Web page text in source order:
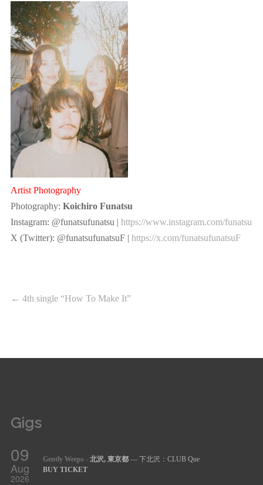
Artist Photography
Photography: Koichiro Funatsu
Instagram: @funatsufunatsu | https://www.instagram.com/funatsu
X (Twitter): @funatsufunatsuF | https://x.com/funatsufunatsuF
← 4th single “How To Make It”
Gigs
09
Aug
2026
Gently Weeps - 北沢, 東京都— 下北沢：CLUB Que
BUY TICKET